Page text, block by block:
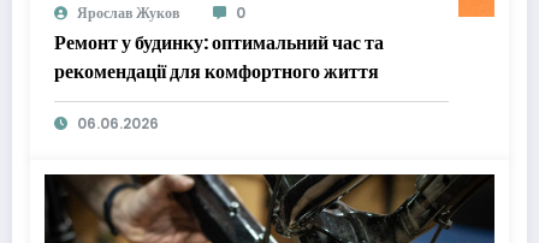
Ярослав Жуков 0
Ремонт у будинку: оптимальний час та
рекомендації для комфортного життя
06.06.2026